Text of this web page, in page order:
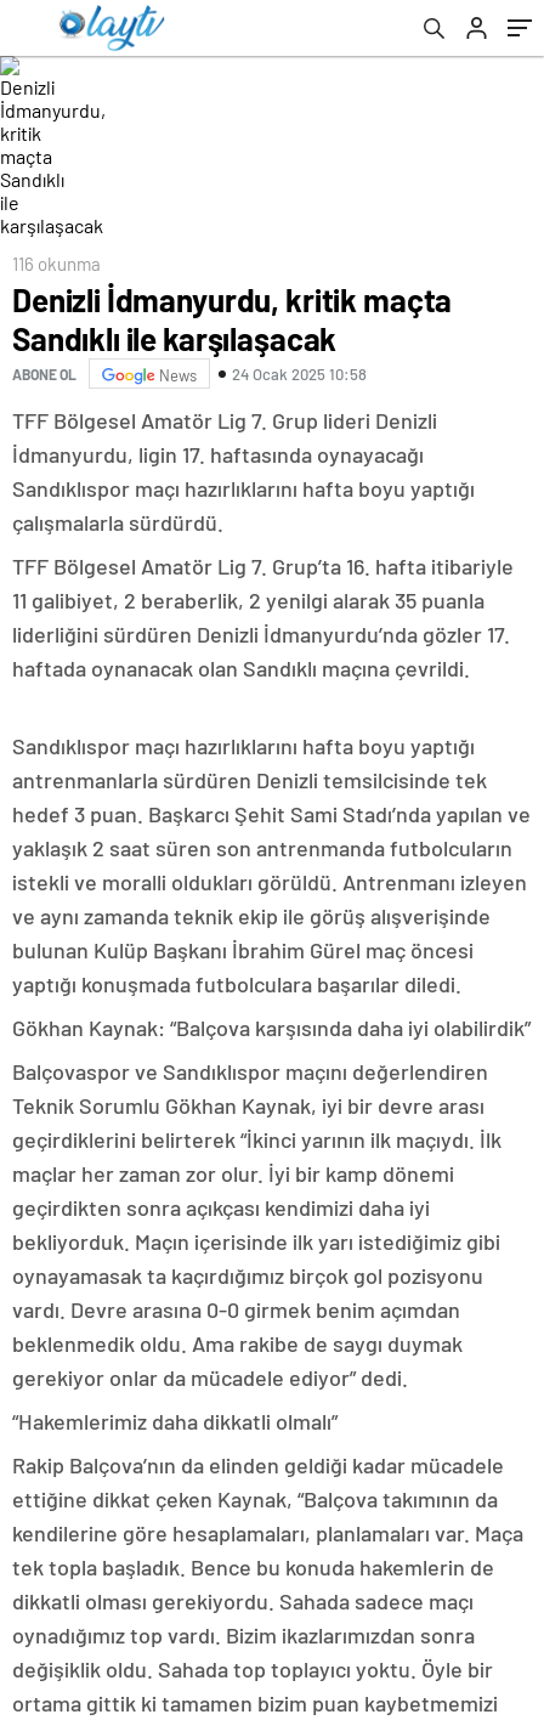
116 okunma
Denizli İdmanyurdu, kritik maçta
Sandıklı ile karşılaşacak
ABONE OL News 24 Ocak 2025 10:58
TFF Bölgesel Amatör Lig 7. Grup lideri Denizli
İdmanyurdu, ligin 17. haftasında oynayacağı
Sandıklıspor maçı hazırlıklarını hafta boyu yaptığı
çalışmalarla sürdürdü.
TFF Bölgesel Amatör Lig 7. Grup’ta 16. hafta itibariyle
11 galibiyet, 2 beraberlik, 2 yenilgi alarak 35 puanla
liderliğini sürdüren Denizli İdmanyurdu’nda gözler 17.
haftada oynanacak olan Sandıklı maçına çevrildi.
Sandıklıspor maçı hazırlıklarını hafta boyu yaptığı
antrenmanlarla sürdüren Denizli temsilcisinde tek
hedef 3 puan. Başkarcı Şehit Sami Stadı’nda yapılan ve
yaklaşık 2 saat süren son antrenmanda futbolcuların
istekli ve moralli oldukları görüldü. Antrenmanı izleyen
ve aynı zamanda teknik ekip ile görüş alışverişinde
bulunan Kulüp Başkanı İbrahim Gürel maç öncesi
yaptığı konuşmada futbolculara başarılar diledi.
Gökhan Kaynak: “Balçova karşısında daha iyi olabilirdik”
Balçovaspor ve Sandıklıspor maçını değerlendiren
Teknik Sorumlu Gökhan Kaynak, iyi bir devre arası
geçirdiklerini belirterek “İkinci yarının ilk maçıydı. İlk
maçlar her zaman zor olur. İyi bir kamp dönemi
geçirdikten sonra açıkçası kendimizi daha iyi
bekliyorduk. Maçın içerisinde ilk yarı istediğimiz gibi
oynayamasak ta kaçırdığımız birçok gol pozisyonu
vardı. Devre arasına 0-0 girmek benim açımdan
beklenmedik oldu. Ama rakibe de saygı duymak
gerekiyor onlar da mücadele ediyor” dedi.
“Hakemlerimiz daha dikkatli olmalı”
Rakip Balçova’nın da elinden geldiği kadar mücadele
ettiğine dikkat çeken Kaynak, “Balçova takımının da
kendilerine göre hesaplamaları, planlamaları var. Maça
tek topla başladık. Bence bu konuda hakemlerin de
dikkatli olması gerekiyordu. Sahada sadece maçı
oynadığımız top vardı. Bizim ikazlarımızdan sonra
değişiklik oldu. Sahada top toplayıcı yoktu. Öyle bir
ortama gittik ki tamamen bizim puan kaybetmemizi